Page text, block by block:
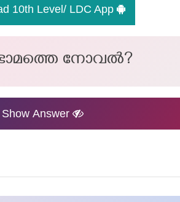
10th Level/ LDC App
നോവല്‍?
Show Answer